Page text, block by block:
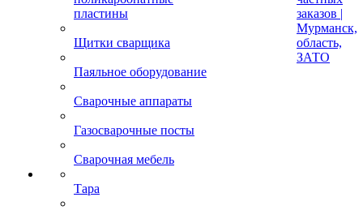
пластины
Щитки сварщика
Паяльное оборудование
Сварочные аппараты
Газосварочные посты
Сварочная мебель
Тара
заказов |
Мурманск,
область,
ЗАТО